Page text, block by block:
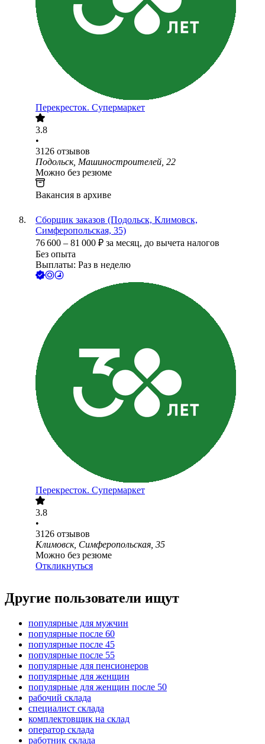
Перекресток. Супермаркет
3.8
•
3126 отзывов
Подольск, Машиностроителей, 22
Можно без резюме
Вакансия в архиве
Сборщик заказов (Подольск, Климовск,
Симферопольская, 35)
76 600 – 81 000 ₽ за месяц, до вычета налогов
Без опыта
Выплаты: Раз в неделю
Перекресток. Супермаркет
3.8
•
3126 отзывов
Климовск, Симферопольская, 35
Можно без резюме
Откликнуться
Другие пользователи ищут
популярные для мужчин
популярные после 60
популярные после 45
популярные после 55
популярные для пенсионеров
популярные для женщин
популярные для женщин после 50
рабочий склада
специалист склада
комплектовщик на склад
оператор склада
работник склада